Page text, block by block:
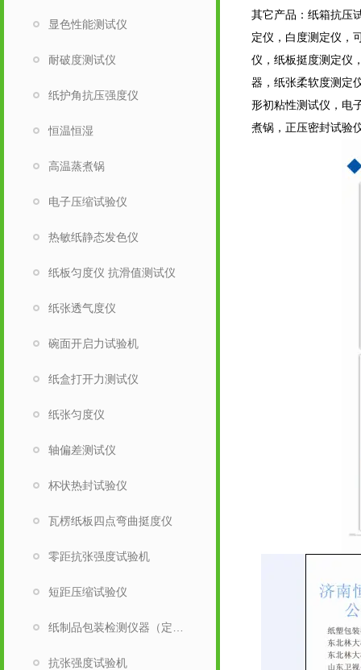
其它产品：纸箱抗压
定仪，白度测定仪，
仪，纸板挺度测定仪
器，纸张柔软度测定
形初粘性测试仪，电
煮锅，正压密封试验
显色性能测试仪
耐破度测试仪
纸护角抗压强度仪
恒温恒湿
高温蒸煮锅
电子压缩试验仪
热敏纸静态发色仪
纸板匀度仪 抗滑值测试仪
纸张透气度仪
碗面开启力试验机
纸盒打开力测试仪
纸张匀度仪
轴偏差测试仪
杯状热封试验仪
瓦楞纸板四点弯曲挺度仪
零距抗张强度试验机
短距压缩试验仪
抗张强度试验机